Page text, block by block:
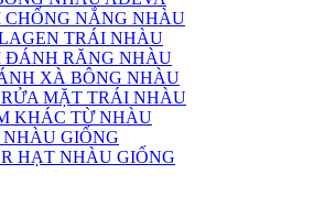
CHỐNG NẮNG NHÀU
TRÁI NHÀU
ĐÁNH RĂNG NHÀU
XÀ BÔNG NHÀU
RỬA MẶT TRÁI NHÀU
KHÁC TỪ NHÀU
GIỐNG
HẠT NHÀU GIỐNG